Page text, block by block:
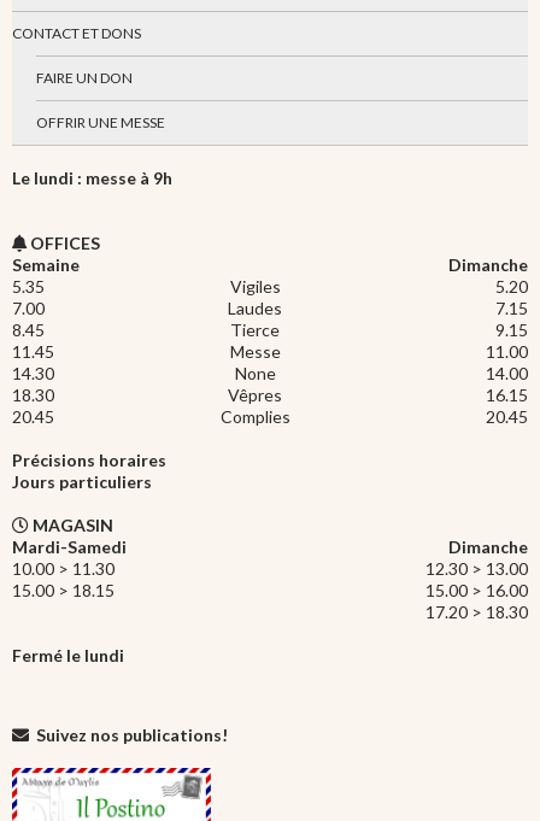
CONTACT ET DONS
FAIRE UN DON
OFFRIR UNE MESSE
Le lundi : messe à 9h
OFFICES
Semaine
Dimanche
5.35
Vigiles
5.20
7.00
Laudes
7.15
8.45
Tierce
9.15
11.45
Messe
11.00
14.30
None
14.00
18.30
Vêpres
16.15
20.45
Complies 20.45
Précisions horaires
Jours particuliers
MAGASIN
Mardi-Samedi
Dimanche
10.00 > 11.30
12.30 > 13.00
15.00 > 18.15
15.00 > 16.00
17.20 > 18.30
Fermé le lundi
Suivez nos publications!